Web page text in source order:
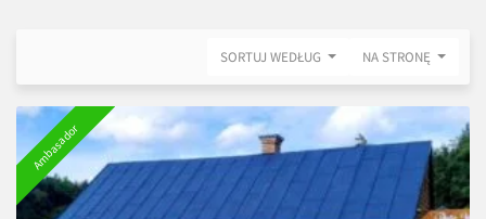
SORTUJ WEDŁUG NA STRONĘ
Ambasador